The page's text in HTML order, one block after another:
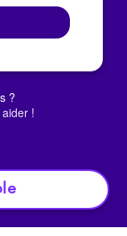
?
!